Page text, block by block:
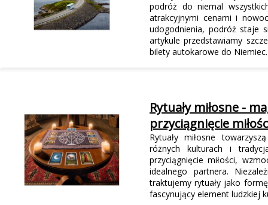
podróż do niemal
atrakcyjnymi cenami i
udogodnienia, podróż staje
artykule przedstawiamy
bilety autokarowe do Niemiec.
Rytuały miłosne -
przyciągnięcie
Rytuały miłosne
różnych kulturach i
przyciągnięcie miłości,
idealnego partnera.
traktujemy rytuały jako
fascynujący element ludzkiej